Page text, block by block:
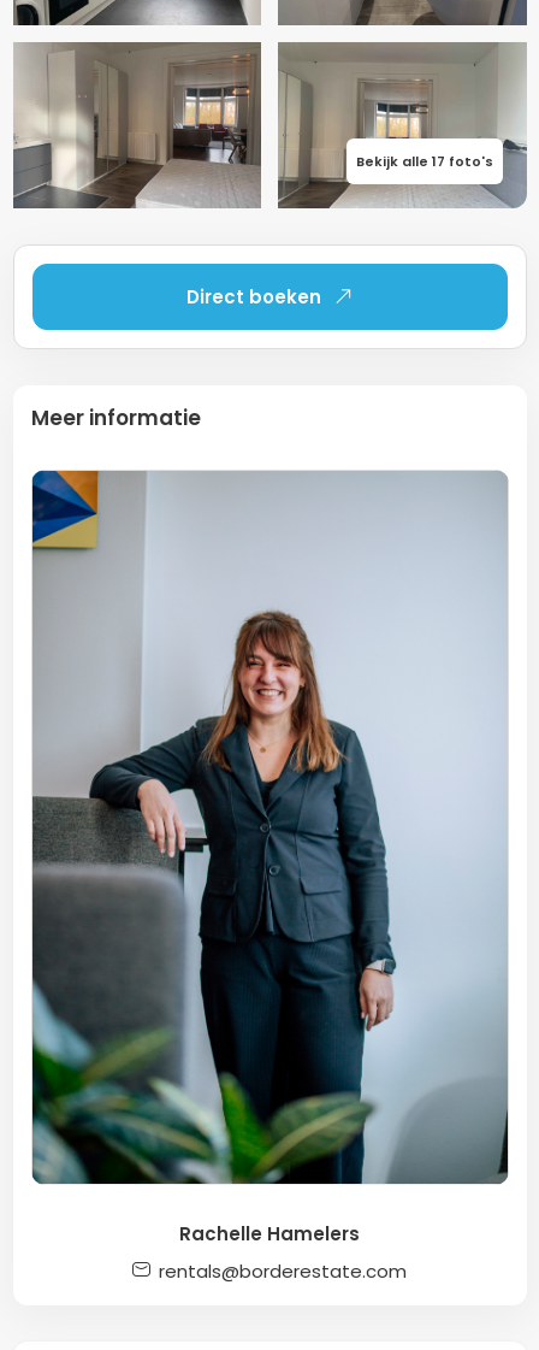
Bekijk alle 17 foto's
Direct boeken
Meer informatie
Rachelle Hamelers
rentals@borderestate.com